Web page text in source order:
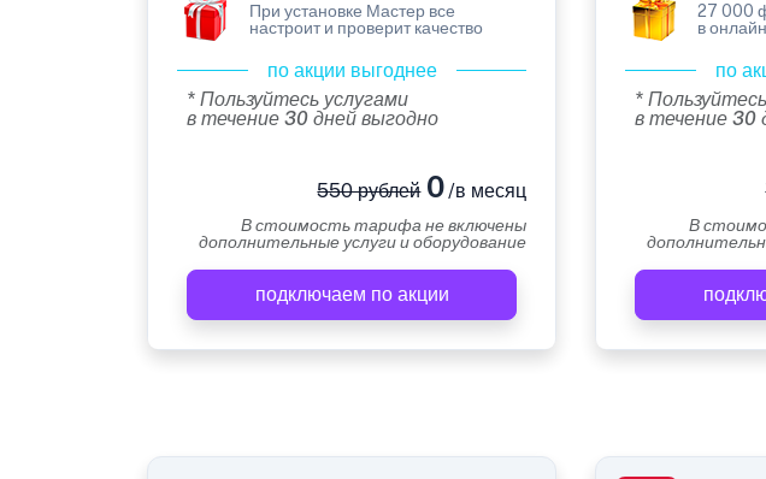
При установке Мастер все
настроит и проверит качество
по акции выгоднее
* Пользуйтесь услугами
в течение 30 дней выгодно
550 рублей0/в месяц
В стоимость тарифа не включены
дополнительные услуги и оборудование
подключаем по акции
27 000
в
по
*
в течение 30
В